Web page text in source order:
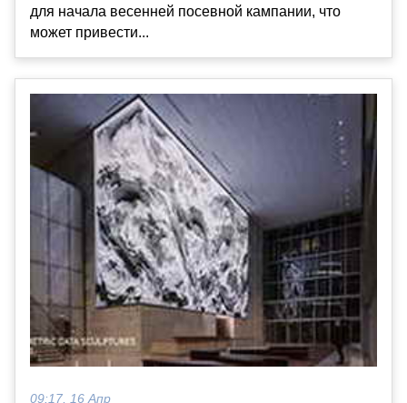
для начала весенней посевной кампании, что
может привести...
09:17, 16 Апр